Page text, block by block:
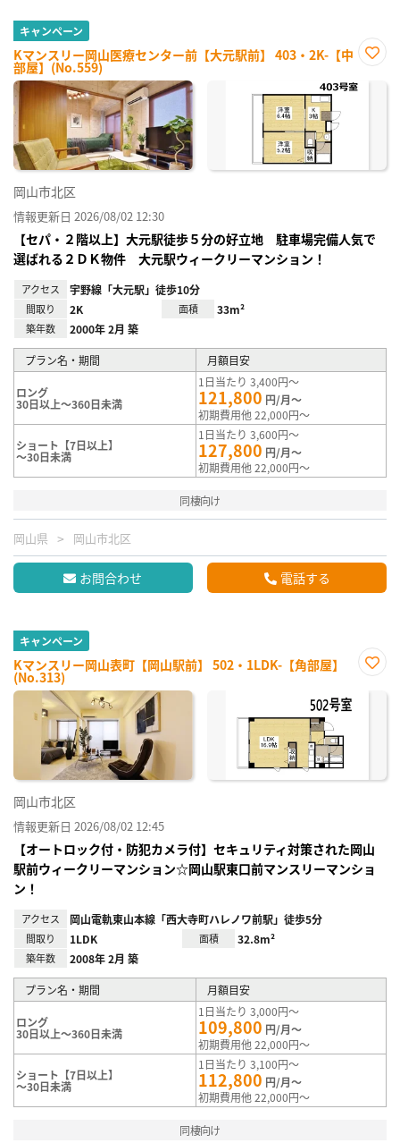
キャンペーン
Kマンスリー岡山医療センター前【大元駅前】 403・2K-【中
部屋】(No.559)
に入
岡山市北区
情報更新日 2026/08/02 12:30
【セパ・２階以上】大元駅徒歩５分の好立地 駐車場完備人気で
選ばれる２ＤＫ物件 大元駅ウィークリーマンション！
アクセス 宇野線「大元駅」徒歩10分
間取り 2K 面積 33m²
築年数 2000年 2月 築
プラン名・期間 月額目安
ロング
30日以上～360日未満
1日当たり 3,400円～
121,800 円/月～
初期費用他 22,000円～
ショート【7日以上】
～30日未満
1日当たり 3,600円～
127,800 円/月～
初期費用他 22,000円～
同棲向け
岡山県 岡山市北区
お問合わせ 電話する
キャンペーン
Kマンスリー岡山表町【岡山駅前】 502・1LDK-【角部屋】
(No.313)
に入
岡山市北区
情報更新日 2026/08/02 12:45
【オートロック付・防犯カメラ付】セキュリティ対策された岡山
駅前ウィークリーマンション☆岡山駅東口前マンスリーマンショ
ン！
アクセス 岡山電軌東山本線「西大寺町ハレノワ前駅」徒歩5分
間取り 1LDK 面積 32.8m²
築年数 2008年 2月 築
プラン名・期間 月額目安
ロング
30日以上～360日未満
1日当たり 3,000円～
109,800 円/月～
初期費用他 22,000円～
ショート【7日以上】
～30日未満
1日当たり 3,100円～
112,800 円/月～
初期費用他 22,000円～
同棲向け